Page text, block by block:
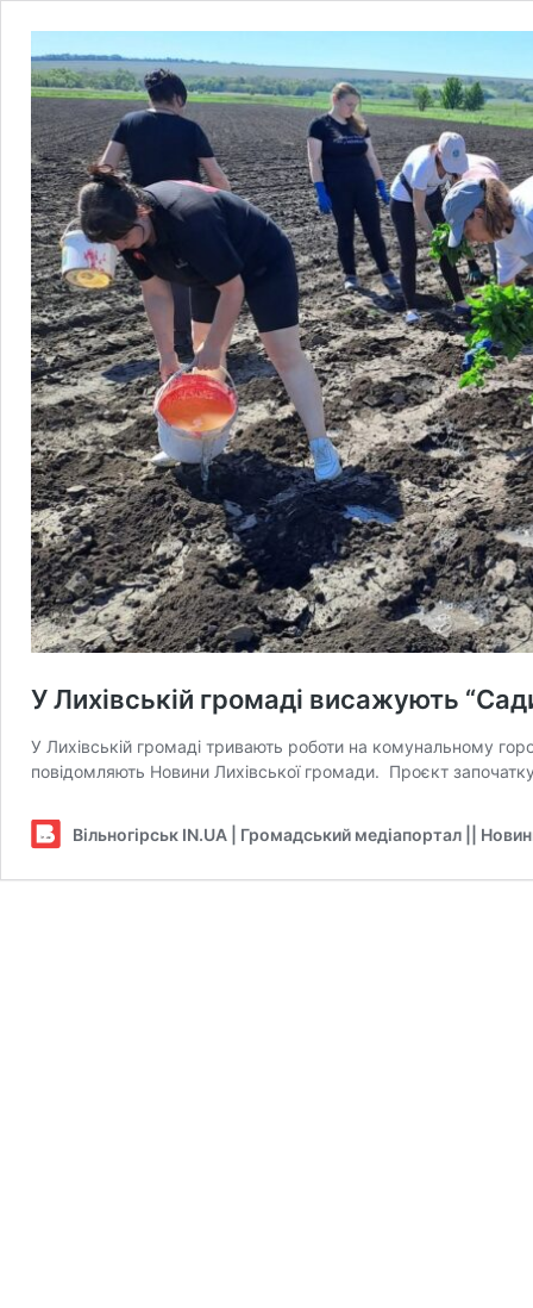
У Лихівській громаді висажують
У Лихівській громаді тривають роботи на комунальному
повідомляють Новини Лихівської громади. Проєкт
Вільногірськ IN.UA | Громадський медіапортал ||